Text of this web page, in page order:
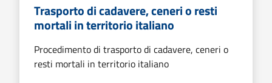
Trasporto di cadavere, ceneri o resti
mortali in territorio italiano
Procedimento di trasporto di cadavere, ceneri o
resti mortali in territorio italiano